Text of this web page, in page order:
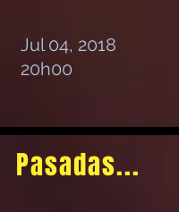
Jul 04, 2018
20h00
Pasadas...